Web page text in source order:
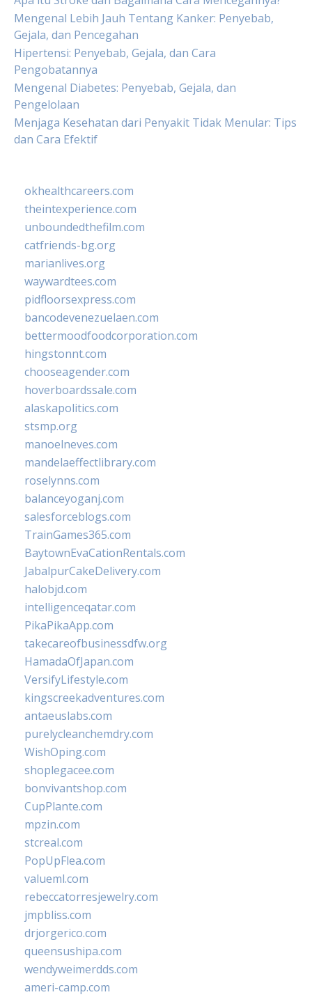
Mengenal Lebih Jauh Tentang Kanker: Penyebab,
Gejala, dan Pencegahan
Hipertensi: Penyebab, Gejala, dan Cara
Pengobatannya
Mengenal Diabetes: Penyebab, Gejala, dan
Pengelolaan
Menjaga Kesehatan dari Penyakit Tidak Menular: Tips
dan Cara Efektif
okhealthcareers.com
theintexperience.com
unboundedthefilm.com
catfriends-bg.org
marianlives.org
waywardtees.com
pidfloorsexpress.com
bancodevenezuelaen.com
bettermoodfoodcorporation.com
hingstonnt.com
chooseagender.com
hoverboardssale.com
alaskapolitics.com
stsmp.org
manoelneves.com
mandelaeffectlibrary.com
roselynns.com
balanceyoganj.com
salesforceblogs.com
TrainGames365.com
BaytownEvaCationRentals.com
JabalpurCakeDelivery.com
halobjd.com
intelligenceqatar.com
PikaPikaApp.com
takecareofbusinessdfw.org
HamadaOfJapan.com
VersifyLifestyle.com
kingscreekadventures.com
antaeuslabs.com
purelycleanchemdry.com
WishOping.com
shoplegacee.com
bonvivantshop.com
CupPlante.com
mpzin.com
stcreal.com
PopUpFlea.com
valueml.com
rebeccatorresjewelry.com
jmpbliss.com
drjorgerico.com
queensushipa.com
wendyweimerdds.com
ameri-camp.com